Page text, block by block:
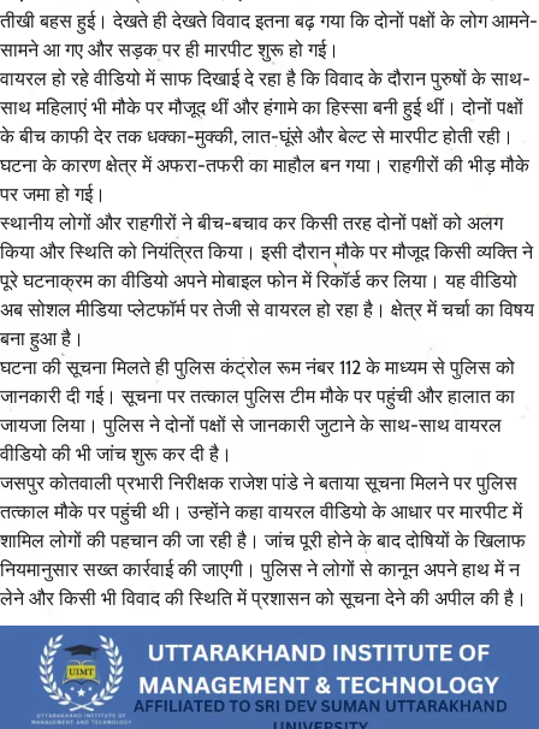
तीखी बहस हुई। देखते ही देखते विवाद इतना बढ़ गया कि दोनों पक्षों के लोग आमने-
सामने आ गए और सड़क पर ही मारपीट शुरू हो गई।
वायरल हो रहे वीडियो में साफ दिखाई दे रहा है कि विवाद के दौरान पुरुषों के साथ-
साथ महिलाएं भी मौके पर मौजूद थीं और हंगामे का हिस्सा बनी हुई थीं। दोनों पक्षों
के बीच काफी देर तक धक्का-मुक्की, लात-घूंसे और बेल्ट से मारपीट होती रही।
घटना के कारण क्षेत्र में अफरा-तफरी का माहौल बन गया। राहगीरों की भीड़ मौके
पर जमा हो गई।
स्थानीय लोगों और राहगीरों ने बीच-बचाव कर किसी तरह दोनों पक्षों को अलग
किया और स्थिति को नियंत्रित किया। इसी दौरान मौके पर मौजूद किसी व्यक्ति ने
पूरे घटनाक्रम का वीडियो अपने मोबाइल फोन में रिकॉर्ड कर लिया। यह वीडियो
अब सोशल मीडिया प्लेटफॉर्म पर तेजी से वायरल हो रहा है। क्षेत्र में चर्चा का विषय
बना हुआ है।
घटना की सूचना मिलते ही पुलिस कंट्रोल रूम नंबर 112 के माध्यम से पुलिस को
जानकारी दी गई। सूचना पर तत्काल पुलिस टीम मौके पर पहुंची और हालात का
जायजा लिया। पुलिस ने दोनों पक्षों से जानकारी जुटाने के साथ-साथ वायरल
वीडियो की भी जांच शुरू कर दी है।
जसपुर कोतवाली प्रभारी निरीक्षक राजेश पांडे ने बताया सूचना मिलने पर पुलिस
तत्काल मौके पर पहुंची थी। उन्होंने कहा वायरल वीडियो के आधार पर मारपीट में
शामिल लोगों की पहचान की जा रही है। जांच पूरी होने के बाद दोषियों के खिलाफ
नियमानुसार सख्त कार्रवाई की जाएगी। पुलिस ने लोगों से कानून अपने हाथ में न
लेने और किसी भी विवाद की स्थिति में प्रशासन को सूचना देने की अपील की है।